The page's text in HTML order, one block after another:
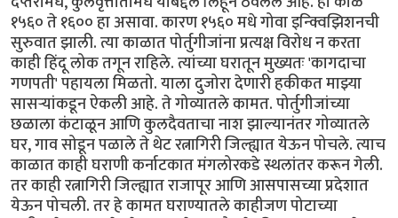
१५६० ते १६०० हा असावा. कारण १५६० मधे गोवा इन्क्विझिशनची
सुरुवात झाली. त्या काळात पोर्तुगीजांना प्रत्यक्ष विरोध न करता
काही हिंदू लोक तगून राहिले. त्यांच्या घरातून मुख्यतः 'कागदाचा
गणपती' पहायला मिळतो. याला दुजोरा देणारी हकीकत माझ्या
सासर्‍यांकडून ऐकली आहे. ते गोव्यातले कामत. पोर्तुगीजांच्या
छळाला कंटाळून आणि कुलदैवताचा नाश झाल्यानंतर गोव्यातले
घर, गाव सोडून पळाले ते थेट रत्नागिरी जिल्ह्यात येऊन पोचले. त्याच
काळात काही घराणी कर्नाटकात मंगलोरकडे स्थलांतर करून गेली.
तर काही रत्नागिरी जिल्ह्यात राजापूर आणि आसपासच्या प्रदेशात
येऊन पोचली. तर हे कामत घराण्यातले काहीजण पोटाच्या